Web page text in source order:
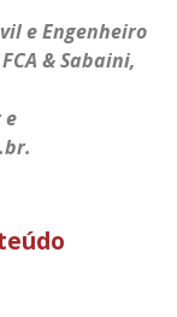
e Engenheiro
& Sabaini,
e